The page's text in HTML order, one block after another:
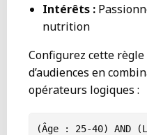
Intérêts :
nutrition
Configurez cette
d’audiences en
opérateurs logiques :
(Âge : 25-40) AND